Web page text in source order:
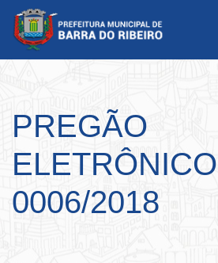
PREGÃO
ELETRÔNICO
0006/2018